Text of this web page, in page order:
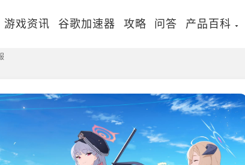
游戏资讯 谷歌加速器 攻略 问答 产品百科